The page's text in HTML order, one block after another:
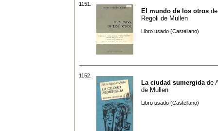
1151.
El mundo de los otros
Regoli de Mullen
Libro usado (Castellano)
1152.
La ciudad sumergida de
de Mullen
Libro usado (Castellano)